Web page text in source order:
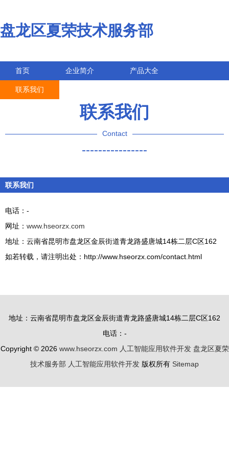
盘龙区夏荣技术服务部
首页 企业简介 产品大全
联系我们
联系我们
Contact
----------------
联系我们
电话：-
网址： www.hseorzx.com
地址：云南省昆明市盘龙区金辰街道青龙路盛唐城14栋二层C区162
如若转载，请注明出处：http://www.hseorzx.com/contact.html
地址：云南省昆明市盘龙区金辰街道青龙路盛唐城14栋二层C区162
电话：-
Copyright © 2026 www.hseorzx.com 人工智能应用软件开发 盘龙区夏荣
技术服务部 人工智能应用软件开发 版权所有 Sitemap